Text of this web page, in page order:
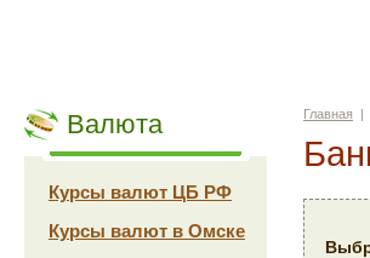
Валюта
Курсы валют ЦБ РФ
Курсы валют в Омске
Главная |